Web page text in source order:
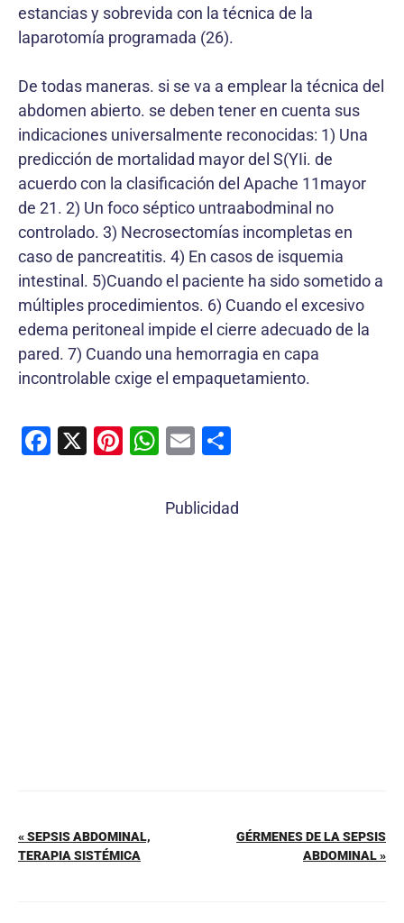
estancias y sobrevida con la técnica de la
laparotomía programada (26).
De todas maneras. si se va a emplear la técnica del
abdomen abierto. se deben tener en cuenta sus
indicaciones universalmente reconocidas: 1) Una
predicción de mortalidad mayor del S(YIi. de
acuerdo con la clasificación del Apache 11mayor
de 21. 2) Un foco séptico untraabodminal no
controlado. 3) Necrosectomías incompletas en
caso de pancreatitis. 4) En casos de isquemia
intestinal. 5)Cuando el paciente ha sido sometido a
múltiples procedimientos. 6) Cuando el excesivo
edema peritoneal impide el cierre adecuado de la
pared. 7) Cuando una hemorragia en capa
incontrolable cxige el empaquetamiento.
F
X
Pi
W
at
E
ai m
Publicidad
« SEPSIS ABDOMINAL,
TERAPIA SISTÉMICA
GÉRMENES DE LA SEPSIS
ABDOMINAL »